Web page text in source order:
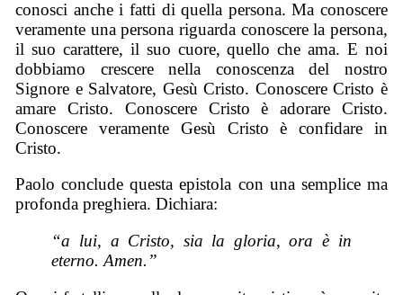
conosci anche i fatti di quella persona. Ma conoscere
veramente una persona riguarda conoscere la persona,
il suo carattere, il suo cuore, quello che ama. E noi
dobbiamo crescere nella conoscenza del nostro
Signore e Salvatore, Gesù Cristo. Conoscere Cristo è
amare Cristo. Conoscere Cristo è adorare Cristo.
Conoscere veramente Gesù Cristo è confidare in
Cristo.
Paolo conclude questa epistola con una semplice ma
profonda preghiera. Dichiara:
“a lui, a Cristo, sia la gloria, ora è in
eterno. Amen.”